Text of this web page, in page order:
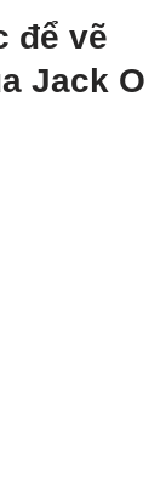
để vẽ
Jack O